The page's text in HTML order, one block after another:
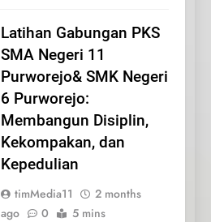
Latihan Gabungan PKS
SMA Negeri 11
Purworejo& SMK Negeri
6 Purworejo:
Membangun Disiplin,
Kekompakan, dan
Kepedulian
timMedia11
2 months
ago
0 5 mins